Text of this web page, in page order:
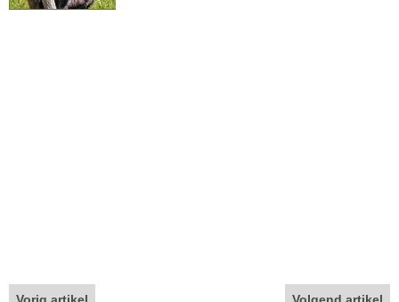
Vorig artikel Volgend artikel